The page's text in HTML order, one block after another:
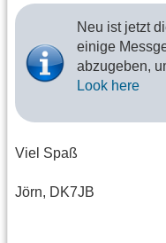
Neu ist jetzt
einige
abzugeben,
Look here
Viel Spaß
Jörn, DK7JB